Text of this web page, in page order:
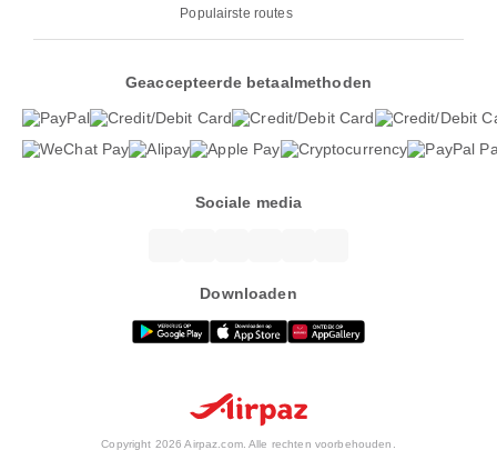
Populairste routes
Geaccepteerde betaalmethoden
Sociale media
Downloaden
Copyright 2026 Airpaz.com. Alle rechten voorbehouden.